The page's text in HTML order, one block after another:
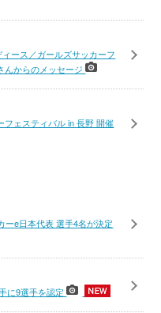
ース／ガールズサッカーフ
んからのメッセージ
フェスティバル in 長野 開催
ーe日本代表 選手4名が決定
に9選手を認定